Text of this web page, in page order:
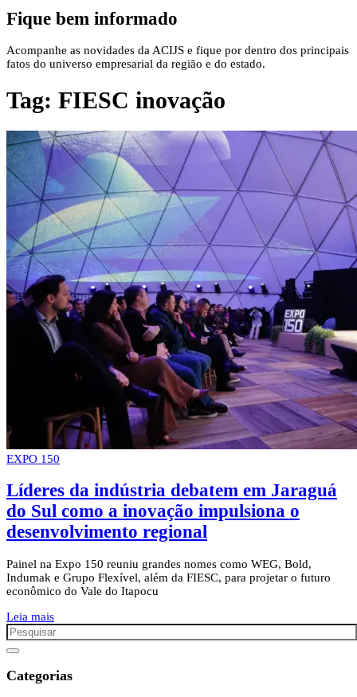
Fique bem informado
Acompanhe as novidades da ACIJS e fique por dentro dos principais
fatos do universo empresarial da região e do estado.
Tag: FIESC inovação
EXPO 150
Líderes da indústria debatem em Jaraguá
do Sul como a inovação impulsiona o
desenvolvimento regional
Painel na Expo 150 reuniu grandes nomes como WEG, Bold,
Indumak e Grupo Flexível, além da FIESC, para projetar o futuro
econômico do Vale do Itapocu
Leia mais
Categorias